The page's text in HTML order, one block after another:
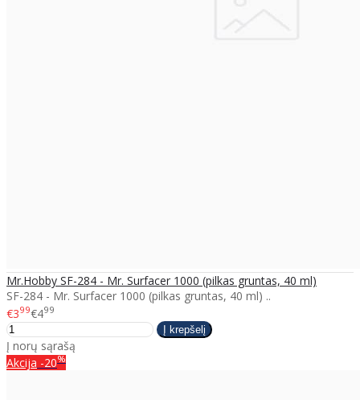
Mr.Hobby SF-284 - Mr. Surfacer 1000 (pilkas gruntas, 40 ml)
SF-284 - Mr. Surfacer 1000 (pilkas gruntas, 40 ml) ..
€399€499
Į norų sąrašą
Akcija -20%